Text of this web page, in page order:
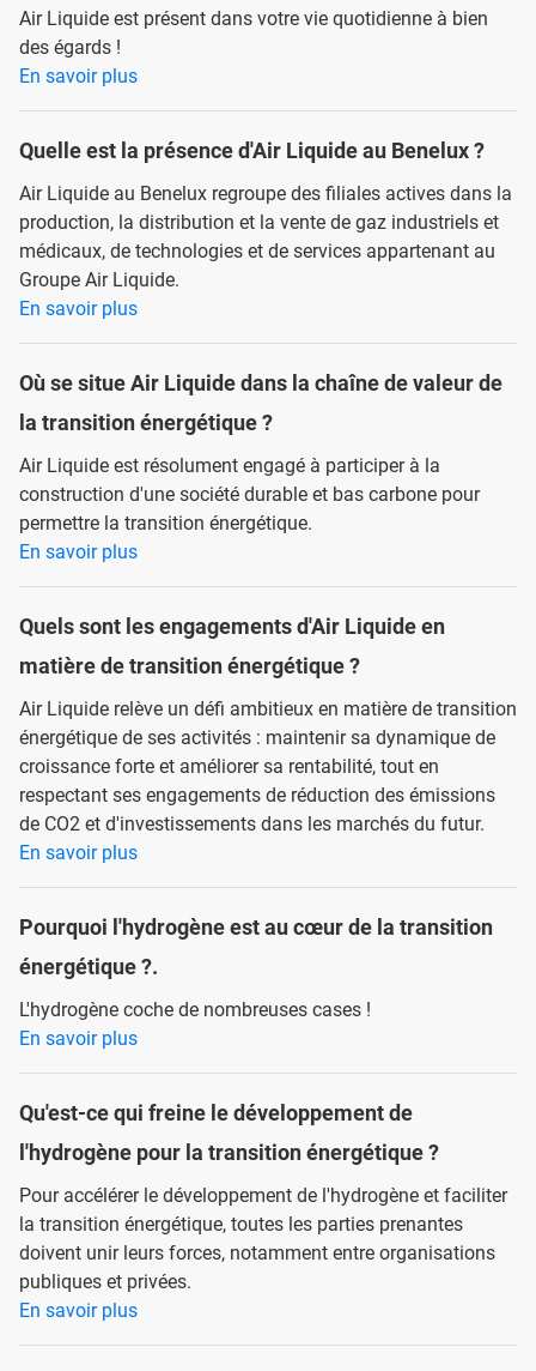
Air Liquide est présent dans votre vie quotidienne à bien
des égards !
En savoir plus
Quelle est la présence d'Air Liquide au Benelux ?
Air Liquide au Benelux regroupe des filiales actives dans la
production, la distribution et la vente de gaz industriels et
médicaux, de technologies et de services appartenant au
Groupe Air Liquide.
En savoir plus
Où se situe Air Liquide dans la chaîne de valeur de
la transition énergétique ?
Air Liquide est résolument engagé à participer à la
construction d'une société durable et bas carbone pour
permettre la transition énergétique.
En savoir plus
Quels sont les engagements d'Air Liquide en
matière de transition énergétique ?
Air Liquide relève un défi ambitieux en matière de transition
énergétique de ses activités : maintenir sa dynamique de
croissance forte et améliorer sa rentabilité, tout en
respectant ses engagements de réduction des émissions
de CO2 et d'investissements dans les marchés du futur.
En savoir plus
Pourquoi l'hydrogène est au cœur de la transition
énergétique ?.
L'hydrogène coche de nombreuses cases !
En savoir plus
Qu'est-ce qui freine le développement de
l'hydrogène pour la transition énergétique ?
Pour accélérer le développement de l'hydrogène et faciliter
la transition énergétique, toutes les parties prenantes
doivent unir leurs forces, notamment entre organisations
publiques et privées.
En savoir plus